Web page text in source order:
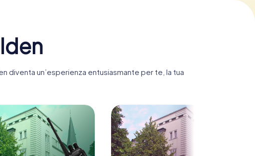
diventa un’esperienza entusiasmante per te, la tua